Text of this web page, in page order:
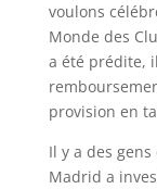
voulons
Monde des
a été prédite,
provision en
Il y a des
Madrid a